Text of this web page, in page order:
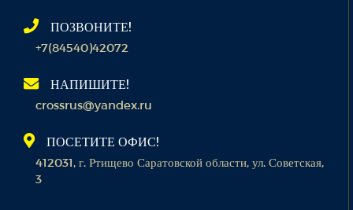
ПОЗВОНИТЕ!
+7(84540)42072
НАПИШИТЕ!
crossrus@yandex.ru
ПОСЕТИТЕ ОФИС!
412031, г. Ртищево Саратовской области, ул. Советская,
3